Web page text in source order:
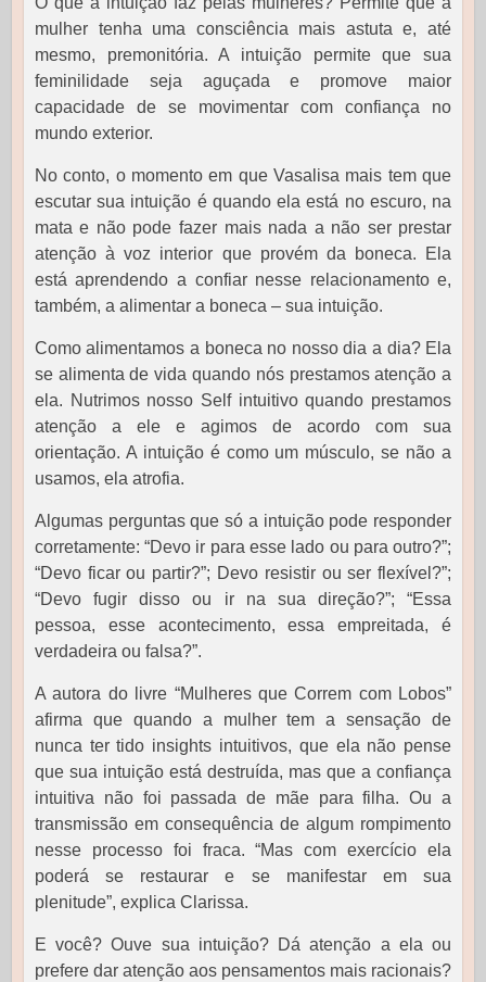
mulher tenha uma consciência mais astuta e, até
mesmo, premonitória. A intuição permite que sua
feminilidade seja aguçada e promove maior
capacidade de se movimentar com confiança no
mundo exterior.
No conto, o momento em que Vasalisa mais tem que
escutar sua intuição é quando ela está no escuro, na
mata e não pode fazer mais nada a não ser prestar
atenção à voz interior que provém da boneca. Ela
está aprendendo a confiar nesse relacionamento e,
também, a alimentar a boneca – sua intuição.
Como alimentamos a boneca no nosso dia a dia? Ela
se alimenta de vida quando nós prestamos atenção a
ela. Nutrimos nosso Self intuitivo quando prestamos
atenção a ele e agimos de acordo com sua
orientação. A intuição é como um músculo, se não a
usamos, ela atrofia.
Algumas perguntas que só a intuição pode responder
corretamente: “Devo ir para esse lado ou para outro?”;
“Devo ficar ou partir?”; Devo resistir ou ser flexível?”;
“Devo fugir disso ou ir na sua direção?”; “Essa
pessoa, esse acontecimento, essa empreitada, é
verdadeira ou falsa?”.
A autora do livre “Mulheres que Correm com Lobos”
afirma que quando a mulher tem a sensação de
nunca ter tido insights intuitivos, que ela não pense
que sua intuição está destruída, mas que a confiança
intuitiva não foi passada de mãe para filha. Ou a
transmissão em consequência de algum rompimento
nesse processo foi fraca. “Mas com exercício ela
poderá se restaurar e se manifestar em sua
plenitude”, explica Clarissa.
E você? Ouve sua intuição? Dá atenção a ela ou
prefere dar atenção aos pensamentos mais racionais?